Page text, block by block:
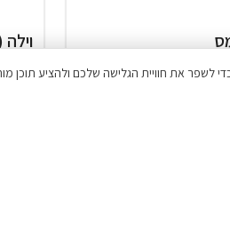
וילה (3 חד') בבית